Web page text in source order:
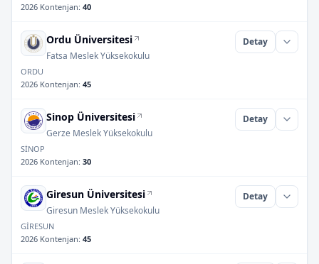
2026 Kontenjan: 40
Ordu Üniversitesi
Fatsa Meslek Yüksekokulu
Detay
ORDU
2026 Kontenjan: 45
Sinop Üniversitesi
Gerze Meslek Yüksekokulu
Detay
SİNOP
2026 Kontenjan: 30
Giresun Üniversitesi
Giresun Meslek Yüksekokulu
Detay
GİRESUN
2026 Kontenjan: 45